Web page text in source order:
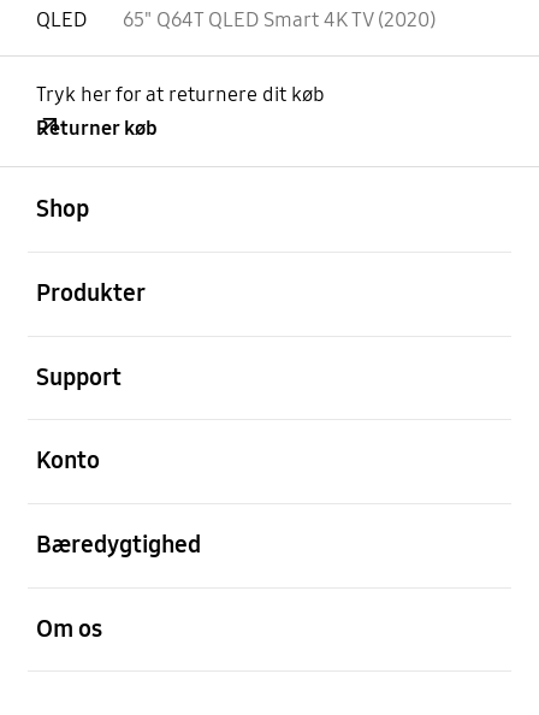
QLED
65" Q64T QLED Smart 4K TV (2020)
Tryk her for at returnere dit køb
Returner køb
Shop
Produkter
Support
Konto
Bæredygtighed
Om os